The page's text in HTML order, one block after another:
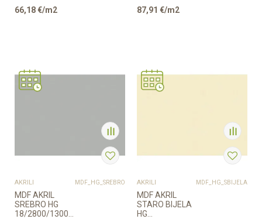
66,18€/m2 87,91 €/m2
AKRILI MDF_HG_SREBRO
MDF AKRIL
SREBRO HG
18/2800/1300mm
AKRILI MDF_HG_SBIJELA
MDF AKRIL
STARO BIJELA
HG